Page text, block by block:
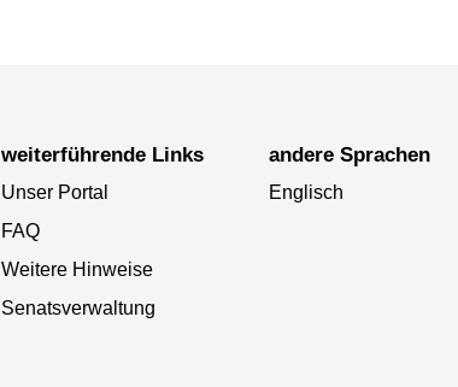
weiterführende Links
Unser Portal
FAQ
Weitere Hinweise
Senatsverwaltung
andere Sprachen
Englisch